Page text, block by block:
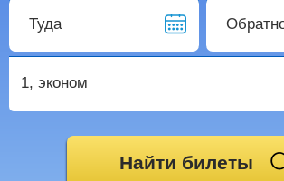
Туда
1, эконом
Найти билеты